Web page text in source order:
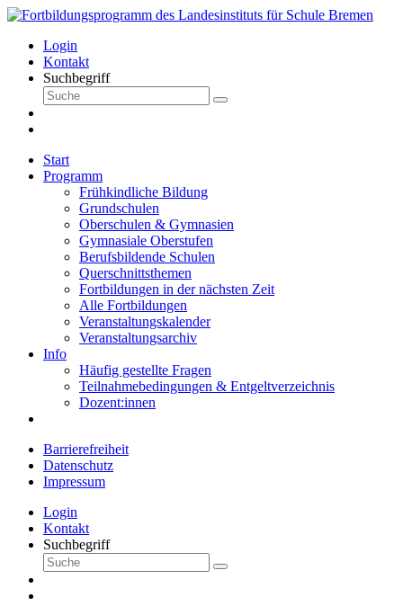
Login
Kontakt
Suchbegriff
Start
Programm
Frühkindliche Bildung
Grundschulen
Oberschulen & Gymnasien
Gymnasiale Oberstufen
Berufsbildende Schulen
Querschnittsthemen
Fortbildungen in der nächsten Zeit
Alle Fortbildungen
Veranstaltungskalender
Veranstaltungsarchiv
Info
Häufig gestellte Fragen
Teilnahmebedingungen & Entgeltverzeichnis
Dozent:innen
Barrierefreiheit
Datenschutz
Impressum
Login
Kontakt
Suchbegriff